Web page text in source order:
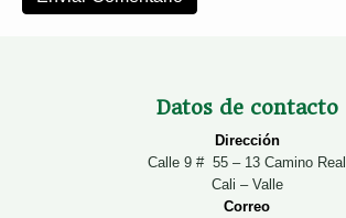
Datos de contacto
Dirección
Calle 9 # 55 – 13 Camino Real
Cali – Valle
Correo